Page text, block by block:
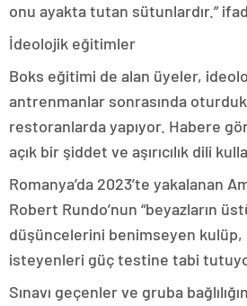
onu ayakta tutan sütunlardır.”
İdeolojik eğitimler
Boks eğitimi de alan üyeler,
antrenmanlar sonrasında
restoranlarda yapıyor. Habere
açık bir şiddet ve aşırıcılık dili
Romanya’da 2023’te yakalanan
Robert Rundo’nun “beyazların
düşüncelerini benimseyen kulüp,
isteyenleri güç testine tabi
Sınavı geçenler ve gruba